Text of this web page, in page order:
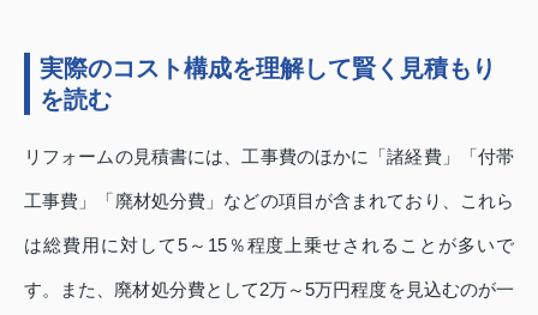
実際のコスト構成を理解して賢く見積もり
を読む
リフォームの見積書には、工事費のほかに「諸経費」「付帯
工事費」「廃材処分費」などの項目が含まれており、これら
は総費用に対して5～15％程度上乗せされることが多いで
す。また、廃材処分費として2万～5万円程度を見込むのが一